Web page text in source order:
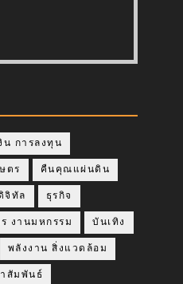
น การลงทุน
ตร คืนคุณแผ่นดิน
จิทัล ธุรกิจ
งานมหกรรม บันเทิง
พลังงาน สิ่งแวดล้อม
สัมพันธ์